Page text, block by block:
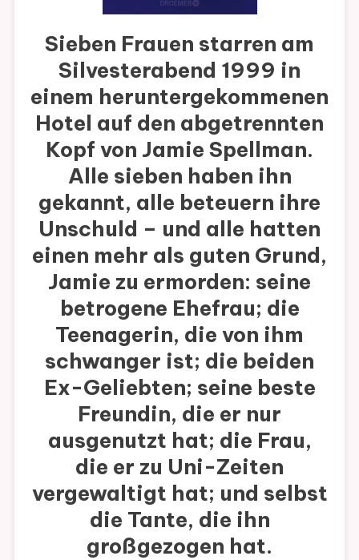
Sieben Frauen starren am
Silvesterabend 1999 in
einem heruntergekommenen
Hotel auf den abgetrennten
Kopf von Jamie Spellman.
Alle sieben haben ihn
gekannt, alle beteuern ihre
Unschuld – und alle hatten
einen mehr als guten Grund,
Jamie zu ermorden: seine
betrogene Ehefrau; die
Teenagerin, die von ihm
schwanger ist; die beiden
Ex-Geliebten; seine beste
Freundin, die er nur
ausgenutzt hat; die Frau,
die er zu Uni-Zeiten
vergewaltigt hat; und selbst
die Tante, die ihn
großgezogen hat.